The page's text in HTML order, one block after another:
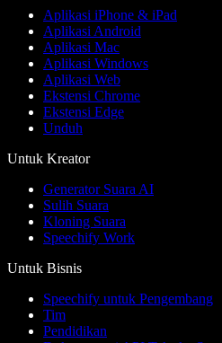
Aplikasi iPhone & iPad
Aplikasi Android
Aplikasi Mac
Aplikasi Windows
Aplikasi Web
Ekstensi Chrome
Ekstensi Edge
Unduh
Untuk Kreator
Generator Suara AI
Sulih Suara
Kloning Suara
Speechify Work
Untuk Bisnis
Speechify untuk Pengembang
Tim
Pendidikan